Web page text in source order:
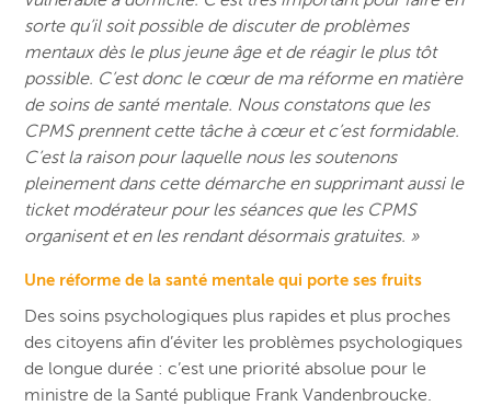
sorte qu’il soit possible de discuter de problèmes
mentaux dès le plus jeune âge et de réagir le plus tôt
possible. C’est donc le cœur de ma réforme en matière
de soins de santé mentale. Nous constatons que les
CPMS prennent cette tâche à cœur et c’est formidable.
C’est la raison pour laquelle nous les soutenons
pleinement dans cette démarche en supprimant aussi le
ticket modérateur pour les séances que les CPMS
organisent et en les rendant désormais gratuites. »
Une réforme de la santé mentale qui porte ses fruits
Des soins psychologiques plus rapides et plus proches
des citoyens afin d’éviter les problèmes psychologiques
de longue durée : c’est une priorité absolue pour le
ministre de la Santé publique Frank Vandenbroucke.